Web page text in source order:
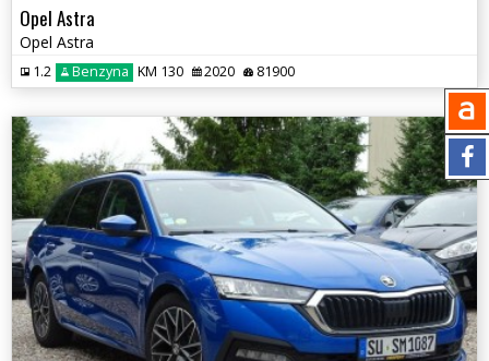
Opel Astra
Opel Astra
1.2 Benzyna KM 130 2020 81900